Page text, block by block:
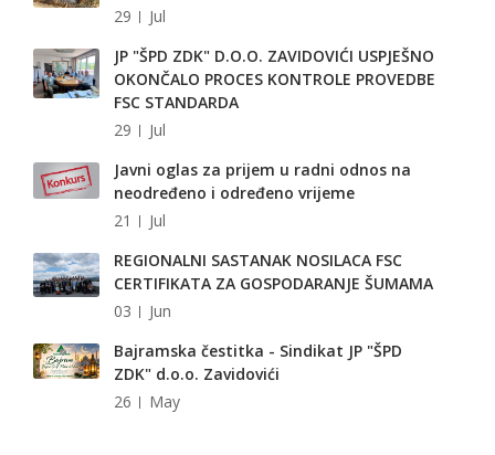
29
Jul
JP "ŠPD ZDK" D.O.O. ZAVIDOVIĆI USPJEŠNO
OKONČALO PROCES KONTROLE PROVEDBE
FSC STANDARDA
29
Jul
Javni oglas za prijem u radni odnos na
neodređeno i određeno vrijeme
21
Jul
REGIONALNI SASTANAK NOSILACA FSC
CERTIFIKATA ZA GOSPODARANJE ŠUMAMA
03
Jun
Bajramska čestitka - Sindikat JP "ŠPD
ZDK" d.o.o. Zavidovići
26
May